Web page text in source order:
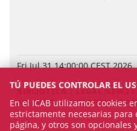
Fri Jul 31 14:00:00 CEST 2026
BIBLIOTECA | LEGAL NEWS
AWARDS, SCHOLARSHIPS
TÚ PUEDES CONTROLAR EL
En el ICAB utilizamos cookies
estrictamente necesarias
página, y otros son opcionales